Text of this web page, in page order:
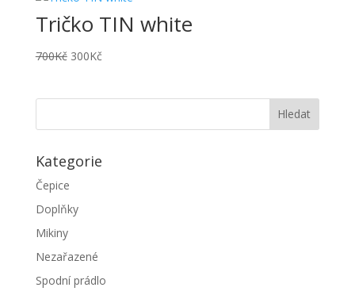
Tričko TIN white
700Kč Původní
300KčAktuální
Kategorie
Čepice
Doplňky
Mikiny
Nezařazené
Spodní prádlo